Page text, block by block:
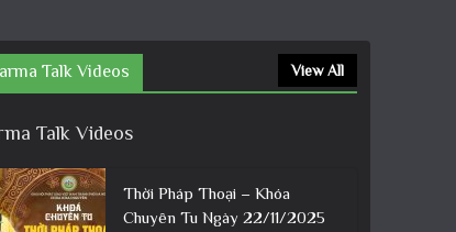
Talk Videos View All
Talk Videos
Thời Pháp Thoại – Khóa
Chuyên Tu Ngày 22/11/2025